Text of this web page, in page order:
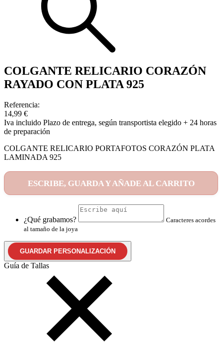
COLGANTE RELICARIO CORAZÓN
RAYADO CON PLATA 925
Referencia:
14,99 €
Iva incluido Plazo de entrega, según transportista elegido + 24 horas
de preparación
COLGANTE RELICARIO PORTAFOTOS CORAZÓN PLATA
LAMINADA 925
ESCRIBE, GUARDA Y AÑADE AL CARRITO
¿Qué grabamos?
Caracteres acordes
al tamaño de la joya
GUARDAR PERSONALIZACIÓN
Guía de Tallas